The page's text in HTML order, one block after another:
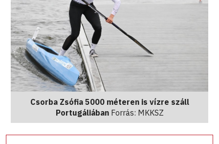
Csorba Zsófia 5000 méteren is vízre száll
PortugáliábanForrás: MKKSZ